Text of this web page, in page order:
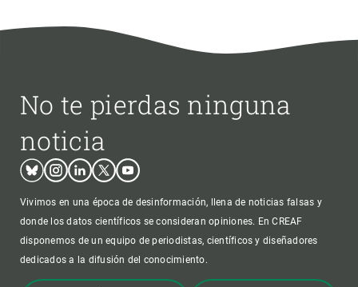
No te pierdas ninguna
noticia
BlueskyInstagram
LinkedinTwitterYoutube
Vivimos en una época de desinformación, llena de noticias falsas y
donde los datos científicos se consideran opiniones. En CREAF
disponemos de un equipo de periodistas, científicos y diseñadores
dedicados a la difusión del conocimiento.